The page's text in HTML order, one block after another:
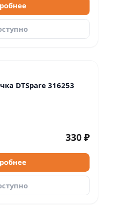
DTSpare 316253
330 ₽